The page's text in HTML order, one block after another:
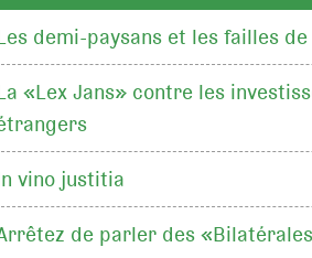
demi-paysans et les failles
«Lex Jans» contre les
vino justitia
de parler des